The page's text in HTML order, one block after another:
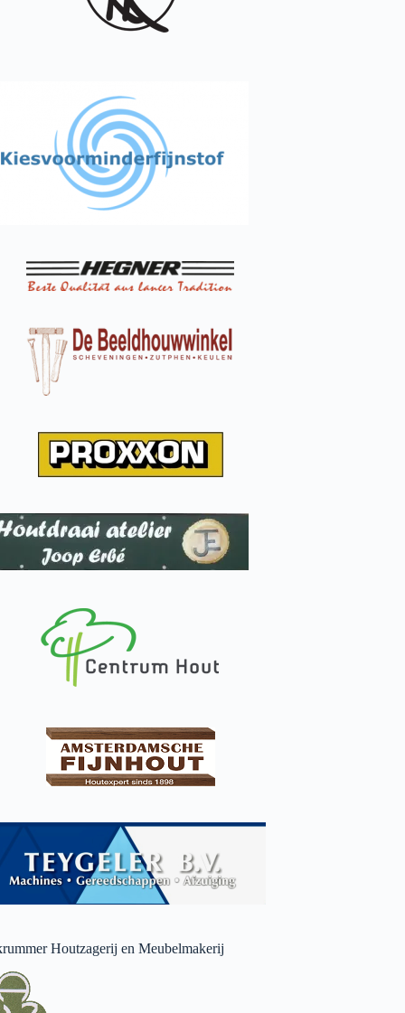
Houtzagerij en Meubelmakerij